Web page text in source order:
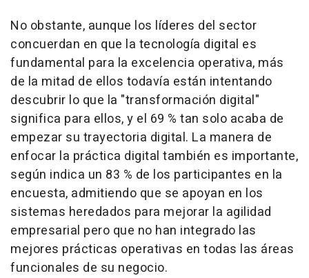
No obstante, aunque los líderes del sector
concuerdan en que la tecnología digital es
fundamental para la excelencia operativa, más
de la mitad de ellos todavía están intentando
descubrir lo que la "transformación digital"
significa para ellos, y el 69 % tan solo acaba de
empezar su trayectoria digital. La manera de
enfocar la práctica digital también es importante,
según indica un 83 % de los participantes en la
encuesta, admitiendo que se apoyan en los
sistemas heredados para mejorar la agilidad
empresarial pero que no han integrado las
mejores prácticas operativas en todas las áreas
funcionales de su negocio.